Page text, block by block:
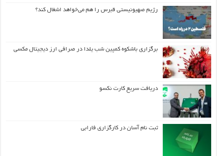
رژیم صهیونیستی قبرس را هم می‌خواهد اشغال کند؟
برگزاری باشکوه کمپین شب یلدا در صرافی ارز دیجیتال مکسی
دریافت سریع کارت نکسو
ثبت نام آسان در کارگزاری فارابی